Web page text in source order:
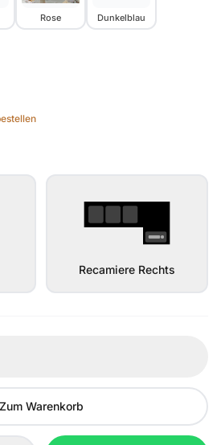
Rose Dunkelblau
Recamiere Rechts
Zum Warenkorb